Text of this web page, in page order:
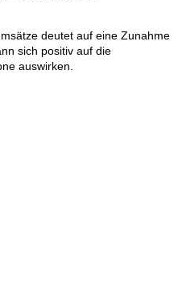
deutet auf eine Zunahme
sich positiv auf die
auswirken.